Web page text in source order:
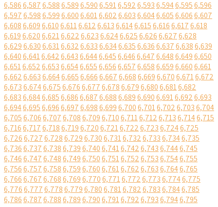
6,5866,5876,5886,5896,5906,5916,5926,5936,5946,5956,596
6,5976,5986,5996,6006,6016,6026,6036,6046,6056,6066,607
6,6086,6096,6106,6116,6126,6136,6146,6156,6166,6176,618
6,6196,6206,6216,6226,6236,6246,6256,6266,6276,628
6,6296,6306,6316,6326,6336,6346,6356,6366,6376,6386,639
6,6406,6416,6426,6436,6446,6456,6466,6476,6486,6496,650
6,6516,6526,6536,6546,6556,6566,6576,6586,6596,6606,661
6,6626,6636,6646,6656,6666,6676,6686,6696,6706,6716,672
6,6736,6746,6756,6766,6776,6786,6796,6806,6816,682
6,6836,6846,6856,6866,6876,6886,6896,6906,6916,6926,693
6,6946,6956,6966,6976,6986,6996,7006,7016,7026,7036,704
6,7056,7066,7076,7086,7096,7106,7116,7126,7136,7146,715
6,7166,7176,7186,7196,7206,7216,7226,7236,7246,725
6,7266,7276,7286,7296,7306,7316,7326,7336,7346,735
6,7366,7376,7386,7396,7406,7416,7426,7436,7446,745
6,7466,7476,7486,7496,7506,7516,7526,7536,7546,755
6,7566,7576,7586,7596,7606,7616,7626,7636,7646,765
6,7666,7676,7686,7696,7706,7716,7726,7736,7746,775
6,7766,7776,7786,7796,7806,7816,7826,7836,7846,785
6,7866,7876,7886,7896,7906,7916,7926,7936,7946,795